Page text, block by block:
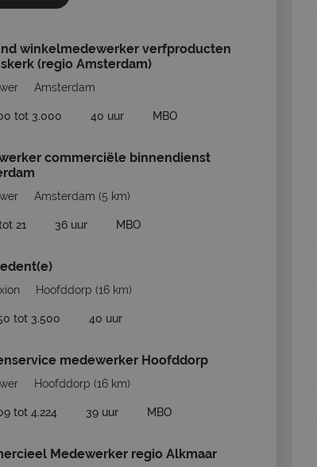
winkelmedewerker verfproducten
(regio Amsterdam)
Amsterdam
tot 3.000 40 uur MBO
commerciële binnendienst
Amsterdam (5 km)
21 36 uur MBO
Hoofddorp (16 km)
tot 3.500 40 uur
medewerker Hoofddorp
Hoofddorp (16 km)
tot 4.224 39 uur MBO
Medewerker regio Alkmaar